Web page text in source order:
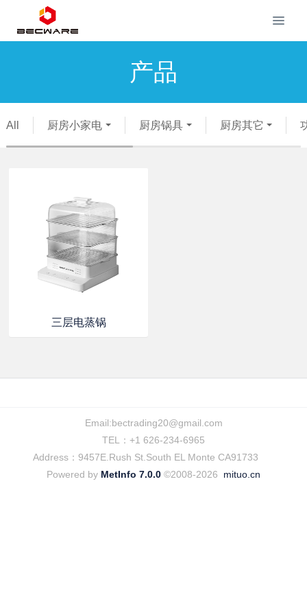
产品
All 厨房小家电 厨房锅具 厨房其它
三层电蒸锅
Email:bectrading20@gmail.com
TEL：+1 626-234-6965
Address：9457E.Rush St.South EL Monte CA91733
Powered by MetInfo 7.0.0 ©2008-2026 mituo.cn